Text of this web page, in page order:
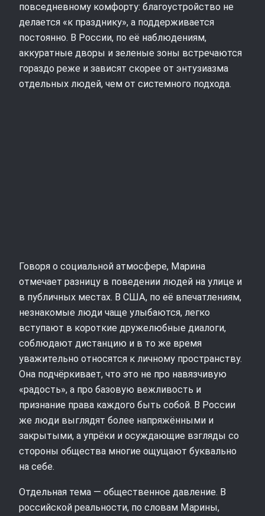
повседневному комфорту: благоустройство не
делается «к празднику», а поддерживается
постоянно. В России, по её наблюдениям,
аккуратные дворы и зеленые зоны встречаются
гораздо реже и зависят скорее от энтузиазма
отдельных людей, чем от системного подхода.
Говоря о социальной атмосфере, Марина
отмечает разницу в поведении людей на улице и
в публичных местах. В США, по её впечатлениям,
незнакомые люди чаще улыбаются, легко
вступают в короткие дружелюбные диалоги,
соблюдают дистанцию и в то же время
уважительно относятся к личному пространству.
Она подчёркивает, что это не про навязчивую
«радость», а про базовую вежливость и
признание права каждого быть собой. В России
же люди выглядят более напряжёнными и
закрытыми, а упрёки и осуждающие взгляды со
стороны общества многие ощущают буквально
на себе.
Отдельная тема — общественное давление. В
российской реальности, по словам Марины,